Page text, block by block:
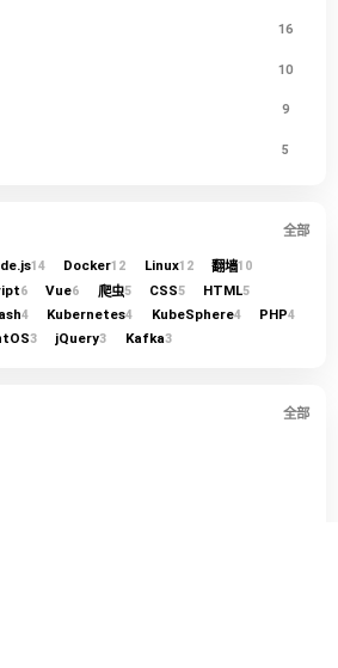
16
10
9
5
全部
14 Docker12 Linux12 翻墙10
6 Vue6 爬虫5 CSS5 HTML5
4 Kubernetes4 KubeSphere4 PHP4
3 jQuery3 Kafka3
全部